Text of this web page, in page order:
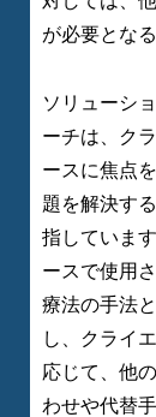
が必要とな
ソリューシ
ーチは、ク
ースに焦点
題を解決す
指していま
ースで使用
療法の手法
し、クライ
応じて、他
わせや代替